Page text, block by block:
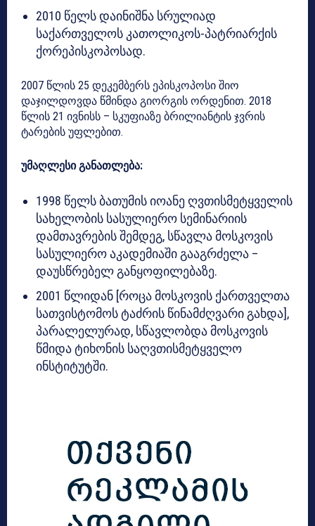
2010 წელს დაინიშნა სრულიად
საქართველოს კათოლიკოს-პატრიარქის
ქორეპისკოპოსად.
2007 წლის 25 დეკემბერს ეპისკოპოსი შიო
დაჯილდოვდა წმინდა გიორგის ორდენით. 2018
წლის 21 ივნისს – სკუფიაზე ბრილიანტის ჯვრის
ტარების უფლებით.
უმაღლესი განათლება:
1998 წელს ბათუმის იოანე ღვთისმეტყველის
სახელობის სასულიერო სემინარიის
დამთავრების შემდეგ, სწავლა მოსკოვის
სასულიერო აკადემიაში გააგრძელა –
დაუსწრებელ განყოფილებაზე.
2001 წლიდან [როცა მოსკოვის ქართველთა
სათვისტომოს ტაძრის წინამძღვარი გახდა],
პარალელურად, სწავლობდა მოსკოვის
წმიდა ტიხონის საღვთისმეტყველო
ინსტიტუტში.